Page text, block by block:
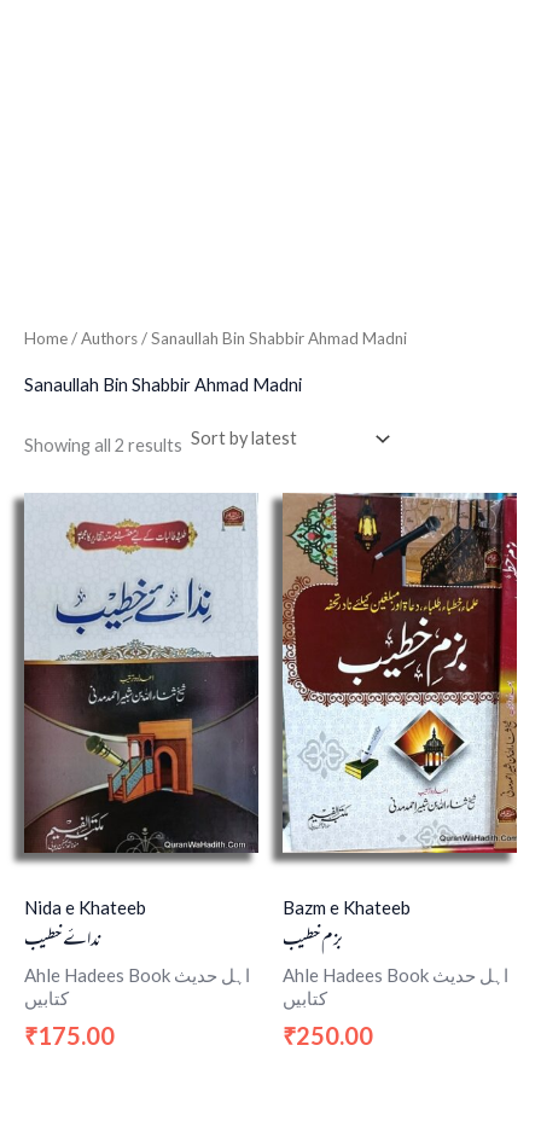
Home/ Authors / Sanaullah Bin Shabbir Ahmad Madni
Sanaullah Bin Shabbir Ahmad Madni
Showing all 2 results
Nida e Khateeb
نداۓ خطیب
Ahle Hadees Book اہل حدیث
کتابیں
₹175.00
Bazm e Khateeb
بزم خطیب
Ahle Hadees Book اہل حدیث
کتابیں
₹250.00